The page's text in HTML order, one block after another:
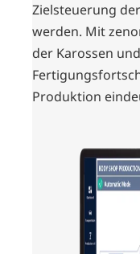
Zielsteuerung
werden. Mit
der Karossen
Produktion